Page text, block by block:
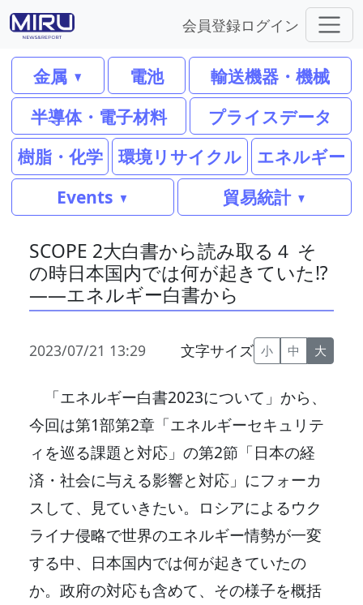
会員登録ログイン
金属 電池
輸送機器・機械
半導体・電子材料
プライスデータ
樹脂・化学
環境リサイクル
エネルギー
Events
貿易統計
SCOPE 2大白書から読み取る４ そ
の時日本国内では何が起きていた⁉
――エネルギー白書から
2023/07/21 13:29 文字サイズ 小 中 大
「エネルギー白書2023について」から、
今回は第1部第2章「エネルギーセキュリテ
ィを巡る課題と対応」の第2節「日本の経
済・社会に与える影響と対応」にフォーカ
スして、見ていきたい。ロシアによるウク
ライナ侵略で世界のエネルギー情勢が一変
する中、日本国内では何が起きていたの
か。政府の対応も含めて、その様子を概括